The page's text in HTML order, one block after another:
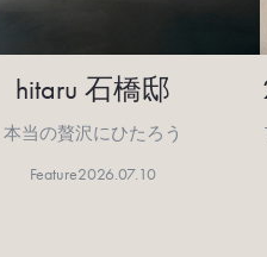
hitaru 石橋邸
本当の贅沢にひたろう
Feature2026.07.10